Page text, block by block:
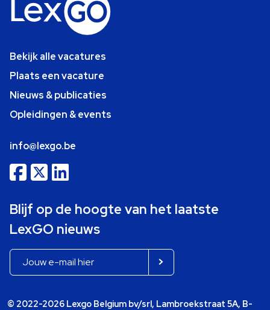
Bekijk alle vacatures
Plaats een vacature
Nieuws & publicaties
Opleidingen & events
info@lexgo.be
Blijf op de hoogte van het laatste
LexGO nieuws
© 2022-2026 Lexgo Belgium bv/srl, Lambroekstraat 5A, B-